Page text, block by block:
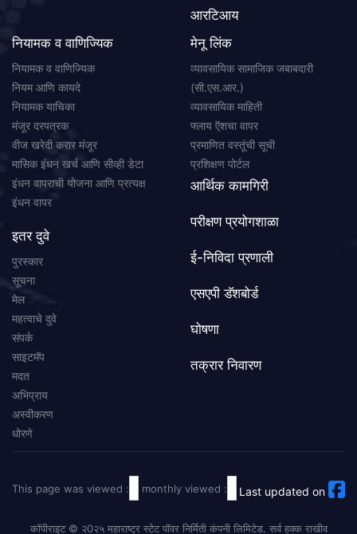
आरटिआय
नियामक व वाणिज्यिक
नियामक व वाणिज्यिक
नियम आणि कायदे
नियामक याचिका
मंजूर दरपत्रक
वीज खरेदी करार मंजूर
मासिक इंधन खर्च आणि सीव्ही डेटा
इंधन वापराची योजना आणि प्रत्यक्ष
इंधन वापर
इतर दुवे
पुरस्कार
सूचना
मेल
महत्वाचे दुवे
संपर्क
साइटमॅप
मदत
अभिप्राय
अस्वीकरण
धोरणे
मेनू लिंक
व्यावसायिक सामाजिक जबाबदारी
(सी.एस.आर.)
व्यावसायिक माहिती
फ्लाय ऍशचा वापर
प्रमाणित वस्तूंची सूची
प्रशिक्षण पोर्टल
आर्थिक कामगिरी
परीक्षण प्रयोगशाळा
ई-निविदा प्रणाली
एसएपी डॅशबोर्ड
घोषणा
तक्रार निवारण
This page was viewed : monthly viewed : Last updated on
कॉपीराइट © २0२५ महाराष्ट्र स्टेट पॉवर निर्मिती कंपनी लिमिटेड. सर्व हक्क राखीव